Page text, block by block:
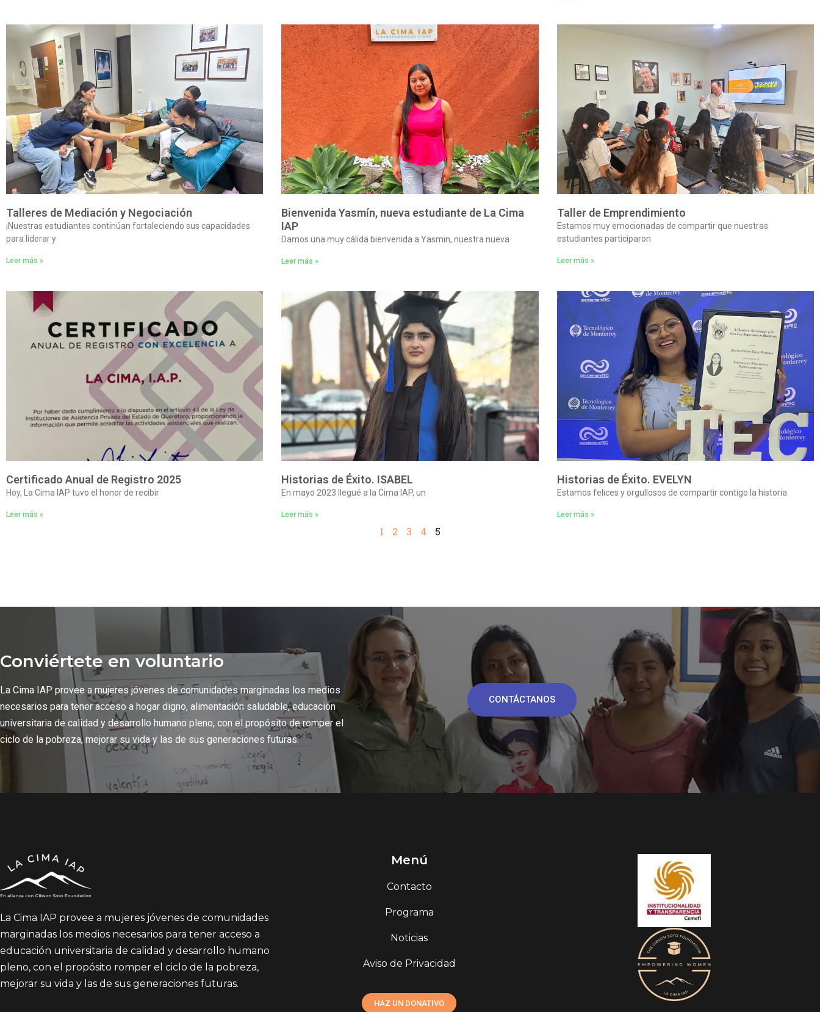
Talleres de Mediación y Negociación
¡Nuestras estudiantes continúan fortaleciendo sus capacidades
para liderar y
Leer más »
Bienvenida Yasmín, nueva estudiante de La Cima
IAP
Damos una muy cálida bienvenida a Yasmin, nuestra nueva
Leer más »
Taller de Emprendimiento
Estamos muy emocionadas de compartir que nuestras
estudiantes participaron
Leer más »
Certificado Anual de Registro 2025
Hoy, La Cima IAP tuvo el honor de recibir
Leer más »
Historias de Éxito. ISABEL
En mayo 2023 llegué a la Cima IAP, un
Leer más »
Historias de Éxito. EVELYN
Estamos felices y orgullosos de compartir contigo la historia
Leer más »
1 2 3 4 5
Conviértete en voluntario
La Cima IAP provee a mujeres jóvenes de comunidades marginadas los medios
necesarios para tener acceso a hogar digno, alimentación saludable, educación
universitaria de calidad y desarrollo humano pleno, con el propósito de romper el
ciclo de la pobreza, mejorar su vida y las de sus generaciones futuras.
CONTÁCTANOS
La Cima IAP provee a mujeres jóvenes de comunidades
marginadas los medios necesarios para tener acceso a
educación universitaria de calidad y desarrollo humano
pleno, con el propósito romper el ciclo de la pobreza,
mejorar su vida y las de sus generaciones futuras.
Menú
Contacto
Programa
Noticias
Aviso de Privacidad
HAZ UN DONATIVO